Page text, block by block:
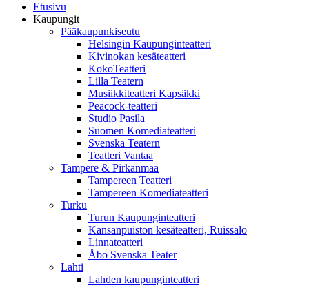
Etusivu
Kaupungit
Pääkaupunkiseutu
Helsingin Kaupunginteatteri
Kivinokan kesäteatteri
KokoTeatteri
Lilla Teatern
Musiikkiteatteri Kapsäkki
Peacock-teatteri
Studio Pasila
Suomen Komediateatteri
Svenska Teatern
Teatteri Vantaa
Tampere & Pirkanmaa
Tampereen Teatteri
Tampereen Komediateatteri
Turku
Turun Kaupunginteatteri
Kansanpuiston kesäteatteri, Ruissalo
Linnateatteri
Åbo Svenska Teater
Lahti
Lahden kaupunginteatteri